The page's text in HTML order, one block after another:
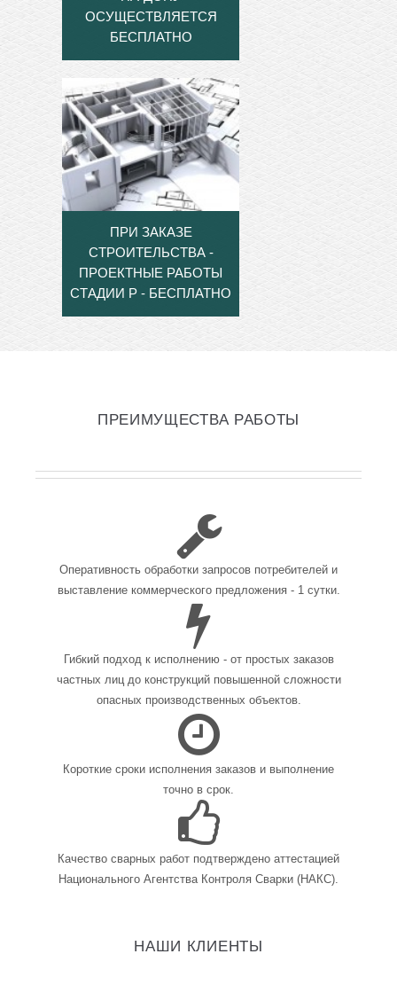
ОСУЩЕСТВЛЯЕТСЯ
БЕСПЛАТНО
ПРИ ЗАКАЗЕ
СТРОИТЕЛЬСТВА -
ПРОЕКТНЫЕ РАБОТЫ
СТАДИИ Р - БЕСПЛАТНО
ПРЕИМУЩЕСТВА РАБОТЫ
Оперативность обработки запросов потребителей и
выставление коммерческого предложения - 1 сутки.
Гибкий подход к исполнению - от простых заказов
частных лиц до конструкций повышенной сложности
опасных производственных объектов.
Короткие сроки исполнения заказов и выполнение
точно в срок.
Качество сварных работ подтверждено аттестацией
Национального Агентства Контроля Сварки (НАКС).
НАШИ КЛИЕНТЫ